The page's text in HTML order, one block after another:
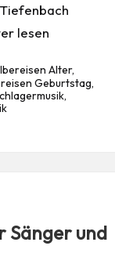
lesen
Alter,
Geburtstag,
,
Sänger und